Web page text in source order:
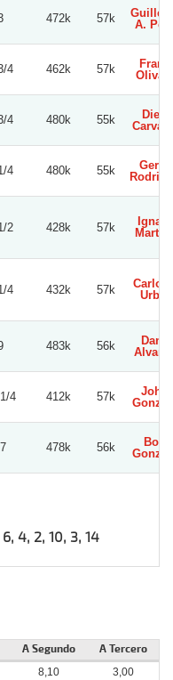
472k 57k
A.
4 462k 57k
4 480k 55k
Diego
4 480k 55k
2 428k 57k
4 432k 57k
Carlos
483k 56k
4 412k 57k
478k 56k
Boris
6, 4, 2, 10, 3, 14
A Segundo A Tercero
8,10
3,00